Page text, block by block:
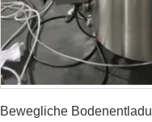
Bewegliche